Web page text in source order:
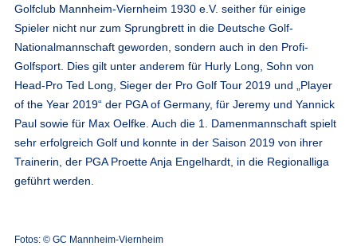
Golfclub Mannheim-Viernheim 1930 e.V. seither für einige
Spieler nicht nur zum Sprungbrett in die Deutsche Golf-
Nationalmannschaft geworden, sondern auch in den Profi-
Golfsport. Dies gilt unter anderem für Hurly Long, Sohn von
Head-Pro Ted Long, Sieger der Pro Golf Tour 2019 und „Player
of the Year 2019“ der PGA of Germany, für Jeremy und Yannick
Paul sowie für Max Oelfke. Auch die 1. Damenmannschaft spielt
sehr erfolgreich Golf und konnte in der Saison 2019 von ihrer
Trainerin, der PGA Proette Anja Engelhardt, in die Regionalliga
geführt werden.
Fotos: © GC Mannheim-Viernheim